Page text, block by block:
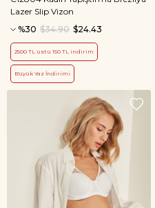
Lazer Slip Vizon
%30
$24.43
$34.90
2500 TL üstü 150 TL indirim
Büyük Yaz İndirimi